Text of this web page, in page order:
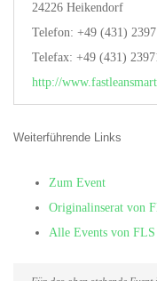
24226 Heikendorf
Telefon: +49 (431)
Telefax: +49 (431)
http://
Weiterführende Links
Zum Event
Originalinserat von
Alle Events von